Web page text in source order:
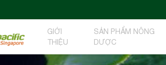
GIỚI
THIỆU
SẢN PHẨM NÔNG
DƯỢC